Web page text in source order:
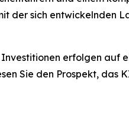
der sich entwickelnden
erfolgen auf
Sie den Prospekt, das